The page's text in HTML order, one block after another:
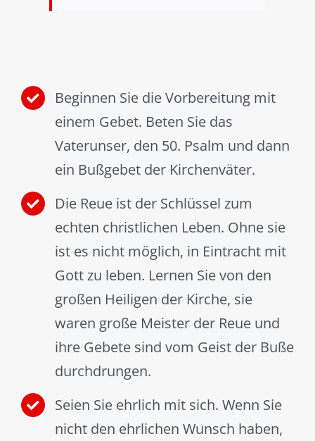
Beginnen Sie die Vorbereitung mit
einem Gebet. Beten Sie das
Vaterunser, den 50. Psalm und dann
ein Bußgebet der Kirchenväter.
Die Reue ist der Schlüssel zum
echten christlichen Leben. Ohne sie
ist es nicht möglich, in Eintracht mit
Gott zu leben. Lernen Sie von den
großen Heiligen der Kirche, sie
waren große Meister der Reue und
ihre Gebete sind vom Geist der Buße
durchdrungen.
Seien Sie ehrlich mit sich. Wenn Sie
nicht den ehrlichen Wunsch haben,